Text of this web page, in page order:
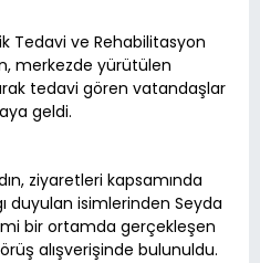
Tedavi ve Rehabilitasyon
merkezde yürütülen
tedavi gören vatandaşlar
geldi.
ziyaretleri kapsamında
duyulan isimlerinden Seyda
bir ortamda gerçekleşen
alışverişinde bulunuldu.